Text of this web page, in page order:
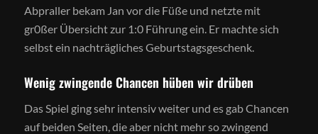
Abpraller bekam Jan vor die Füße und netzte mit
gr0ßer Übersicht zur 1:0 Führung ein. Er machte sich
selbst ein nachträgliches Geburtstagsgeschenk.
Wenig zwingende Chancen hüben wir drüben
Das Spiel ging sehr intensiv weiter und es gab Chancen
auf beiden Seiten, die aber nicht mehr so zwingend